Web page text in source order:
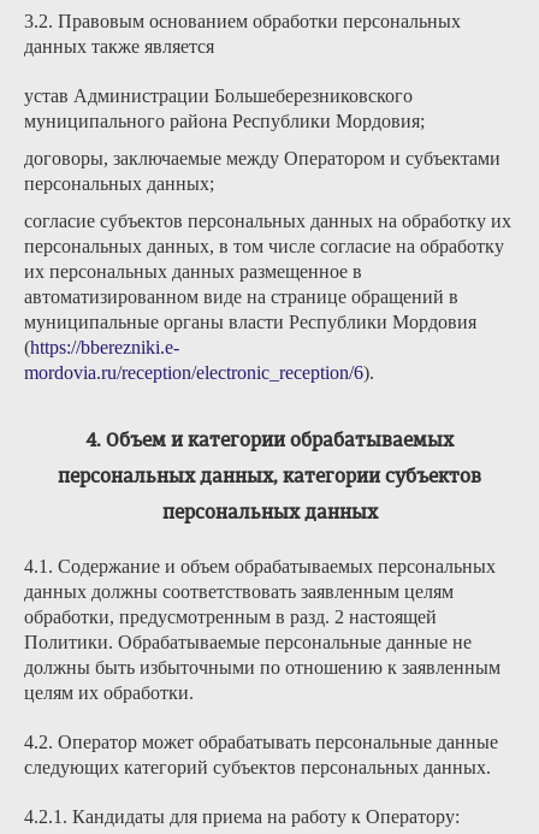
3.2. Правовым основанием обработки персональных
данных также является
устав Администрации Большеберезниковского
муниципального района Республики Мордовия;
договоры, заключаемые между Оператором и субъектами
персональных данных;
согласие субъектов персональных данных на обработку их
персональных данных, в том числе согласие на обработку
их персональных данных размещенное в
автоматизированном виде на странице обращений в
муниципальные органы власти Республики Мордовия
(https://bberezniki.e-
mordovia.ru/reception/electronic_reception/6).
4. Объем и категории обрабатываемых
персональных данных, категории субъектов
персональных данных
4.1. Содержание и объем обрабатываемых персональных
данных должны соответствовать заявленным целям
обработки, предусмотренным в разд. 2 настоящей
Политики. Обрабатываемые персональные данные не
должны быть избыточными по отношению к заявленным
целям их обработки.
4.2. Оператор может обрабатывать персональные данные
следующих категорий субъектов персональных данных.
4.2.1. Кандидаты для приема на работу к Оператору: